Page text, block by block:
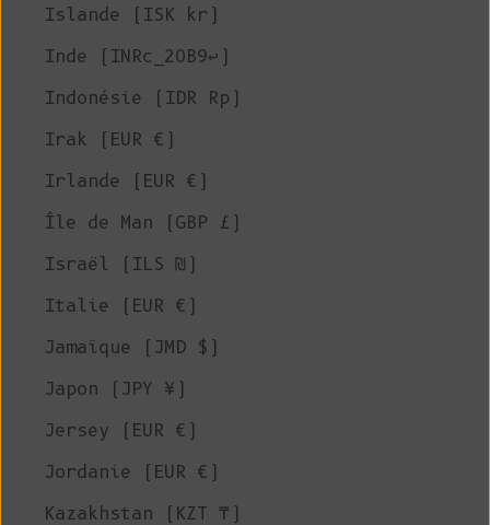
Islande (ISK kr)
Inde (INRc_20B9↩)
Indonésie (IDR Rp)
Irak (EUR €)
Irlande (EUR €)
Île de Man (GBP £)
Israël (ILS ₪)
Italie (EUR €)
Jamaïque (JMD $)
Japon (JPY ¥)
Jersey (EUR €)
Jordanie (EUR €)
Kazakhstan (KZT ₸)